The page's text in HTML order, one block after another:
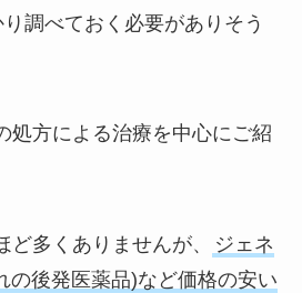
調べておく必要がありそう
処方による治療を中心にご紹
多くありませんが、
ジェネ
の後発医薬品)など価格の安い